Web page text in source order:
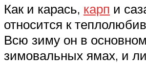
Как и карась, карп и
относится к
Всю зиму он в
зимовальных ямах, и